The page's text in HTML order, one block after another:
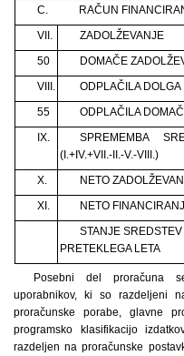
C.
RAČUN
VII.
ZADOLŽEVANJE
50
DOMAČE
VIII.
ODPLAČILA DOLGA
55
ODPLAČILA
IX.
SPREMEMBA
(I.+IV.+VII.-II.-V.-VIII.)
X.
NETO
XI.
NETO
STANJE
PRETEKLEGA LETA
Posebni del proračuna
uporabnikov, ki so razdeljeni
proračunske porabe, glavne
programsko klasifikacijo
razdeljen na proračunske